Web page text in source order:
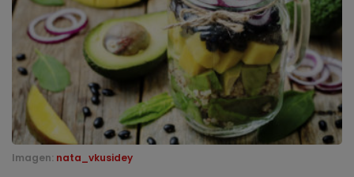
Imagen: nata_vkusidey